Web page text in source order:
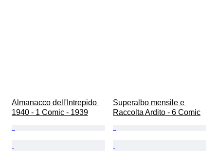
Almanacco dell'Intrepido
1940 - 1 Comic - 1939
Superalbo mensile e
Raccolta Ardito - 6 Comic